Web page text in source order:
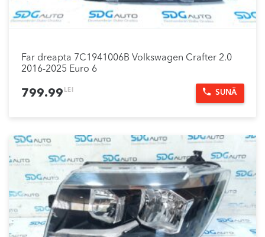
Far dreapta 7C1941006B Volkswagen Crafter 2.0
2016-2025 Euro 6
799.99 LEI SUNĂ